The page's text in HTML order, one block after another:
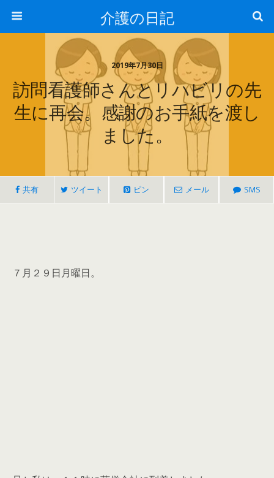
介護の日記
2019年7月30日
訪問看護師さんとリハビリの先
生に再会。感謝のお手紙を渡し
ました。
共有 ツイート ピン メール SMS
７月２９日月曜日。